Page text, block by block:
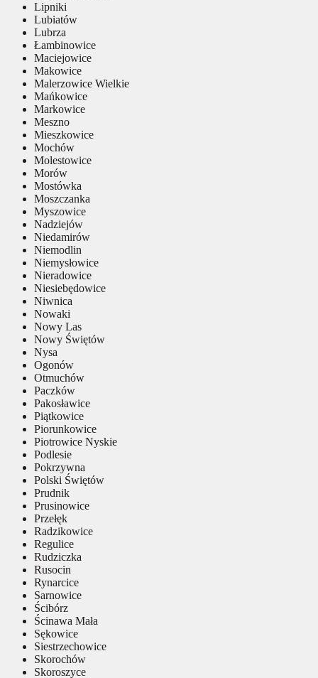
Lipniki
Lubiatów
Lubrza
Łambinowice
Maciejowice
Makowice
Malerzowice Wielkie
Mańkowice
Markowice
Meszno
Mieszkowice
Mochów
Molestowice
Morów
Mostówka
Moszczanka
Myszowice
Nadziejów
Niedamirów
Niemodlin
Niemysłowice
Nieradowice
Niesiebędowice
Niwnica
Nowaki
Nowy Las
Nowy Świętów
Nysa
Ogonów
Otmuchów
Paczków
Pakosławice
Piątkowice
Piorunkowice
Piotrowice Nyskie
Podlesie
Pokrzywna
Polski Świętów
Prudnik
Prusinowice
Przełęk
Radzikowice
Regulice
Rudziczka
Rusocin
Rynarcice
Sarnowice
Ścibórz
Ścinawa Mała
Sękowice
Siestrzechowice
Skorochów
Skoroszyce